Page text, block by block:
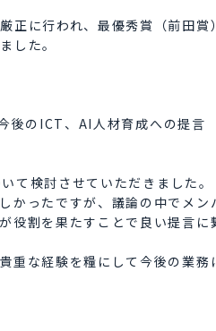
に行われ、最優秀賞（前田賞
した。
のICT、AI人材育成への提言
検討させていただきました。
かったですが、議論の中でメン
役割を果たすことで良い提言に
な経験を糧にして今後の業務